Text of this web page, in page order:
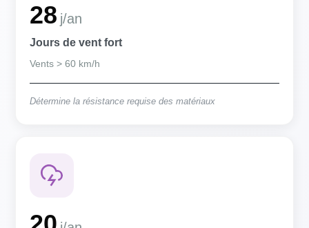
28 j/an
Jours de vent fort
Vents > 60 km/h
Détermine la résistance requise des matériaux